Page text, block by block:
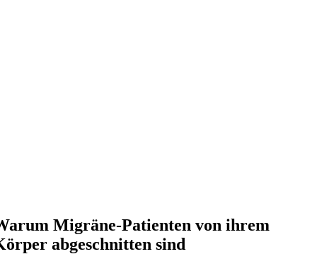
Migräne-Patienten von ihrem
abgeschnitten sind